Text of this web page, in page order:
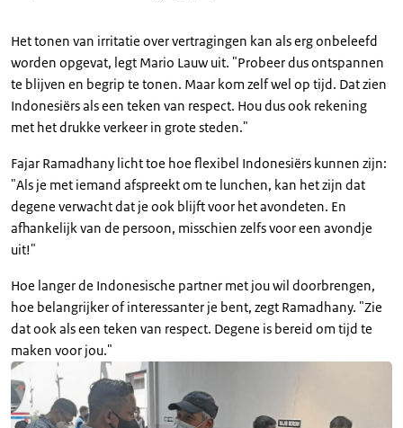
Het tonen van irritatie over vertragingen kan als erg onbeleefd
worden opgevat, legt Mario Lauw uit. "Probeer dus ontspannen
te blijven en begrip te tonen. Maar kom zelf wel op tijd. Dat zien
Indonesiërs als een teken van respect. Hou dus ook rekening
met het drukke verkeer in grote steden."
Fajar Ramadhany licht toe hoe flexibel Indonesiërs kunnen zijn:
"Als je met iemand afspreekt om te lunchen, kan het zijn dat
degene verwacht dat je ook blijft voor het avondeten. En
afhankelijk van de persoon, misschien zelfs voor een avondje
uit!"
Hoe langer de Indonesische partner met jou wil doorbrengen,
hoe belangrijker of interessanter je bent, zegt Ramadhany. "Zie
dat ook als een teken van respect. Degene is bereid om tijd te
maken voor jou."